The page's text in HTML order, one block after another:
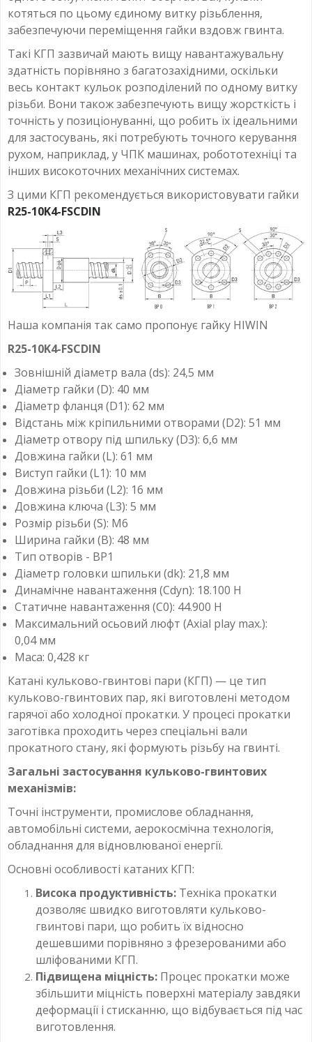
котяться по цьому єдиному витку різьблення,
забезпечуючи переміщення гайки вздовж гвинта.
Такі КГП зазвичай мають вищу навантажувальну
здатність порівняно з багатозахідними, оскільки
весь контакт кульок розподілений по одному витку
різьби. Вони також забезпечують вищу жорсткість і
точність у позиціонуванні, що робить їх ідеальними
для застосувань, які потребують точного керування
рухом, наприклад, у ЧПК машинах, робототехніці та
інших високоточних механічних системах.
З цими КГП рекомендується використовувати гайки
R25-10K4-FSCDIN
Наша компанія так само пропонує гайку HIWIN
R25-10K4-FSCDIN
Зовнішній діаметр вала (ds): 24,5 мм
Діаметр гайки (D): 40 мм
Діаметр фланця (D1): 62 мм
Відстань між кріпильними отворами (D2): 51 мм
Діаметр отвору під шпильку (D3): 6,6 мм
Довжина гайки (L): 61 мм
Виступ гайки (L1): 10 мм
Довжина різьби (L2): 16 мм
Довжина ключа (L3): 5 мм
Розмір різьби (S): M6
Ширина гайки (B): 48 мм
Тип отворів - ВР1
Діаметр головки шпильки (dk): 21,8 мм
Динамічне навантаження (Cdyn): 18.100 Н
Статичне навантаження (C0): 44.900 Н
Максимальний осьовий люфт (Axial play max.):
0,04 мм
Маса: 0,428 кг
Катані кульково-гвинтові пари (КГП) — це тип
кульково-гвинтових пар, які виготовлені методом
гарячої або холодної прокатки. У процесі прокатки
заготівка проходить через спеціальні вали
прокатного стану, які формують різьбу на гвинті.
Загальні застосування кульково-гвинтових
механізмів:
Точні інструменти, промислове обладнання,
автомобільні системи, аерокосмічна технологія,
обладнання для відновлюваної енергії.
Основні особливості катаних КГП:
Висока продуктивність: Техніка прокатки
дозволяє швидко виготовляти кульково-
гвинтові пари, що робить їх відносно
дешевшими порівняно з фрезерованими або
шліфованими КГП.
Підвищена міцність: Процес прокатки може
збільшити міцність поверхні матеріалу завдяки
деформації і стисканню, що відбувається під час
виготовлення.